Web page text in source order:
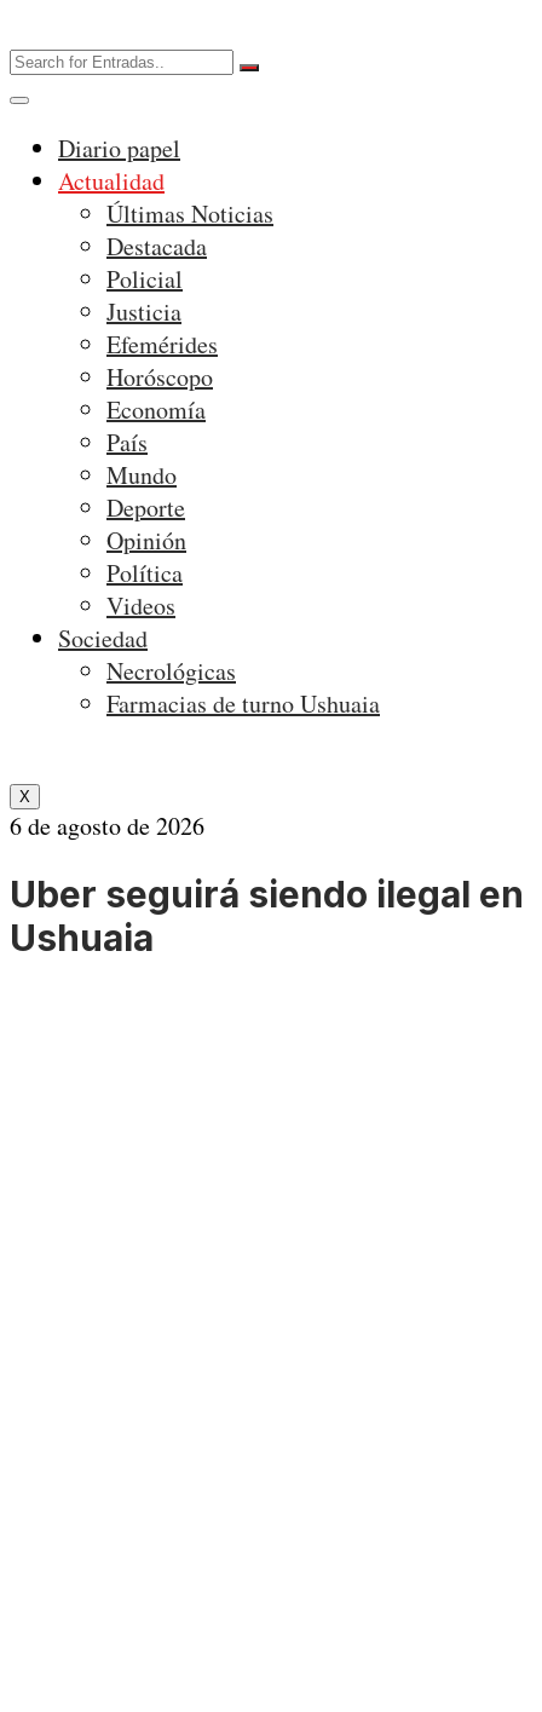
Diario papel
Actualidad
Últimas Noticias
Destacada
Policial
Justicia
Efemérides
Horóscopo
Economía
País
Mundo
Deporte
Opinión
Política
Videos
Sociedad
Necrológicas
Farmacias de turno Ushuaia
X
6 de agosto de 2026
Uber seguirá siendo ilegal en
Ushuaia